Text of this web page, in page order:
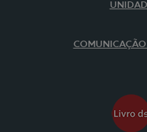
COMUNICAÇÃO